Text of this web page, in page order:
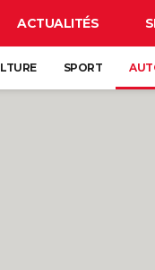
ACTUALITÉS
SPORT